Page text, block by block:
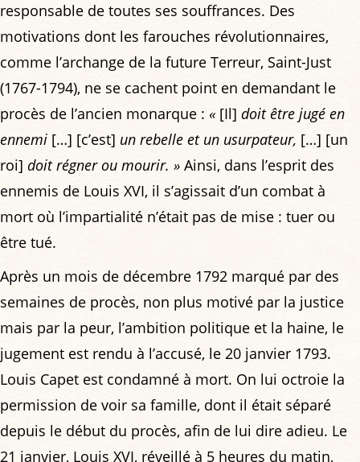
responsable de toutes ses souffrances. Des
motivations dont les farouches révolutionnaires,
comme l’archange de la future Terreur, Saint-Just
(1767-1794), ne se cachent point en demandant le
procès de l’ancien monarque : « [Il] doit être jugé en
ennemi […] [c’est] un rebelle et un usurpateur, […] [un
roi] doit régner ou mourir. » Ainsi, dans l’esprit des
ennemis de Louis XVI, il s’agissait d’un combat à
mort où l’impartialité n’était pas de mise : tuer ou
être tué.
Après un mois de décembre 1792 marqué par des
semaines de procès, non plus motivé par la justice
mais par la peur, l’ambition politique et la haine, le
jugement est rendu à l’accusé, le 20 janvier 1793.
Louis Capet est condamné à mort. On lui octroie la
permission de voir sa famille, dont il était séparé
depuis le début du procès, afin de lui dire adieu. Le
21 janvier, Louis XVI, réveillé à 5 heures du matin,